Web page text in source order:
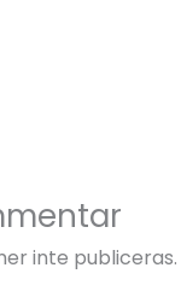
inte publiceras.